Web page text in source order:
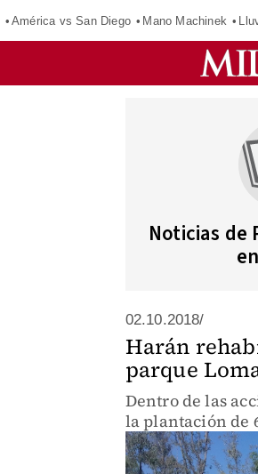
América vs San Diego Mano Machinek
Noticias de
02.10.2018/
Harán
parque
Dentro de las
la plantación de